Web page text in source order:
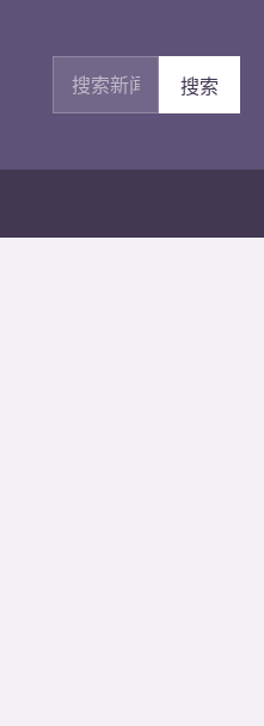
搜索新闻
搜索